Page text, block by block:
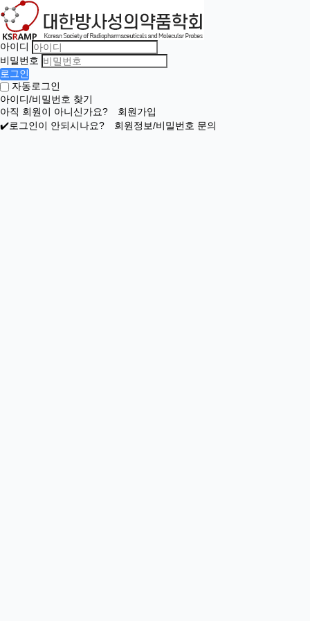
아이디
비밀번호
로그인
자동로그인
아이디/비밀번호 찾기
아직 회원이 아니신가요? 회원가입
✔️로그인이 안되시나요? 회원정보/비밀번호 문의